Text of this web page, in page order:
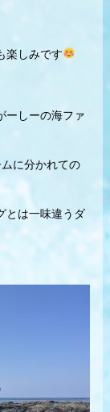
楽しみです
ーしーの海ファ
に分かれての
とは一味違うダ